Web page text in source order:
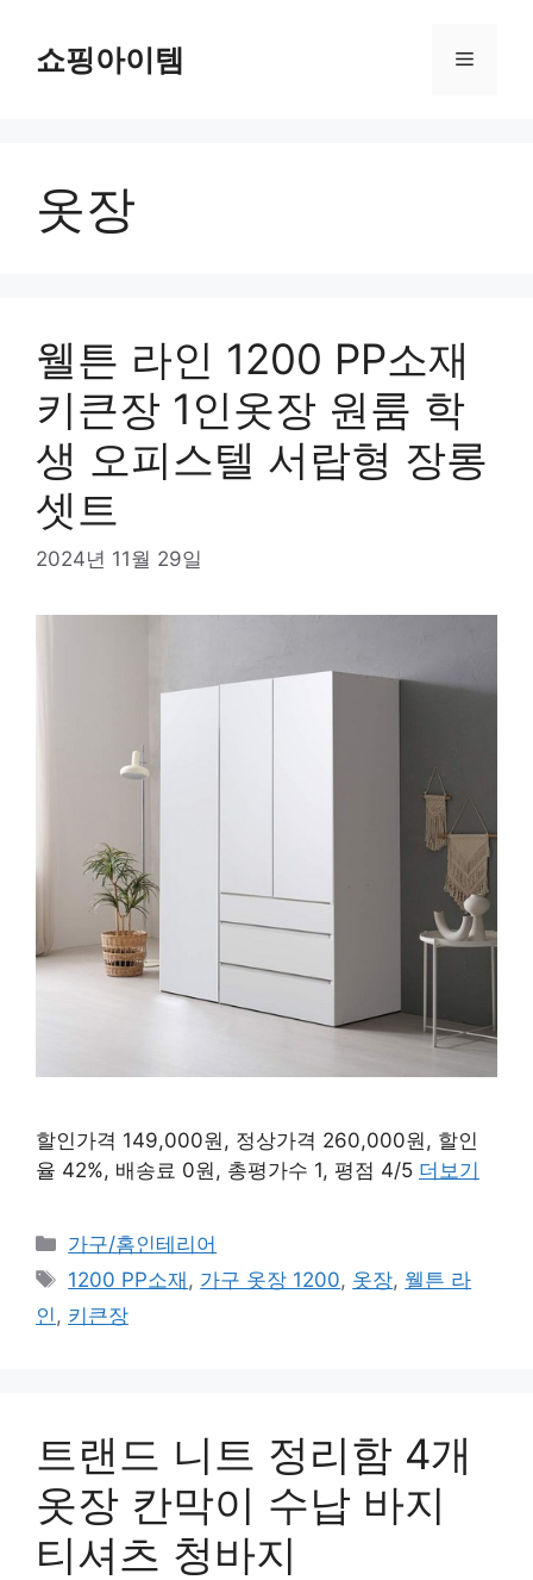
쇼핑아이템 메
옷장
웰튼 라인 1200 PP소재
키큰장 1인옷장 원룸 학
생 오피스텔 서랍형 장롱
셋트
2024년 11월 29일
할인가격 149,000원, 정상가격 260,000원, 할인
율 42%, 배송료 0원, 총평가수 1, 평점 4/5 더보기
카
테
리
가구/홈인테리어
태
그
1200 PP소재 , 가구 옷장 1200, 옷장, 웰튼 라
인 , 키큰장
트랜드 니트 정리함 4개
옷장 칸막이 수납 바지
티셔츠 청바지